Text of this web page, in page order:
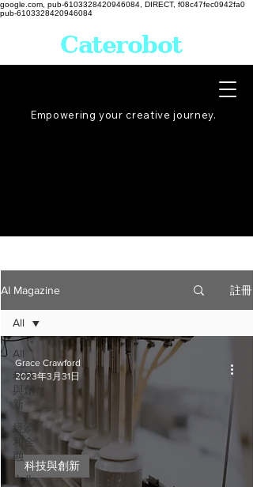
google.com, pub-6103328420946084, DIRECT, f08c47fec0942fa0
pub-6103328420946084
Empowering your creative journey.
Caterobot
AI Magazine 註冊
All
科技
與創
新
經濟
和金
融
文化
All
科技與創新
Grace Crawford
2023年3月31日